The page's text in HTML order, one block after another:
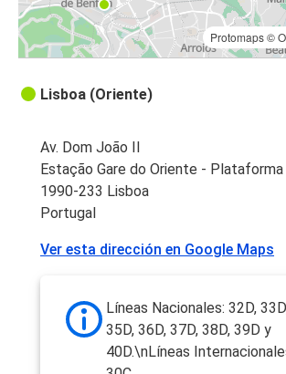
Protomaps©
Lisboa (Oriente)
Av. Dom João II
Estação Gare do Oriente - Plataforma
1990-233 Lisboa
Portugal
Ver esta dirección en Google Maps
Líneas Nacionales: 32D,
35D, 36D, 37D, 38D, 39D y
40D.\nLíneas